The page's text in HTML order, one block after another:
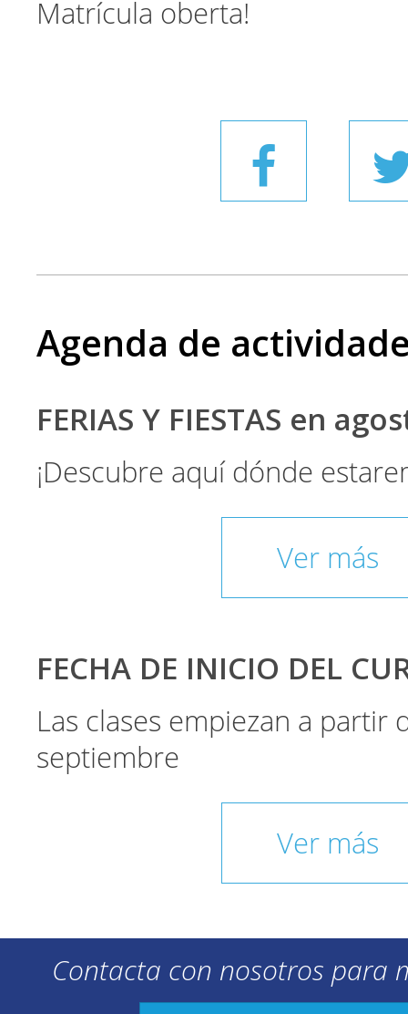
Matrícula oberta!
Agenda de
FERIAS Y FIESTAS en
¡Descubre aquí dónde
Ver más
FECHA DE INICIO DEL
Las clases empiezan a partir
septiembre
Ver más
Contacta con nosotros para